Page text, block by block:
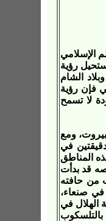
الإسلامي
وفي هذا اليوم تستحيل رؤية
الشام
فإن رؤية
لا تسمح
ومع
في
المناطق
قد بدأت
من حافته
صنعاء،
دقيقة في موروني، ورؤية الهلال في